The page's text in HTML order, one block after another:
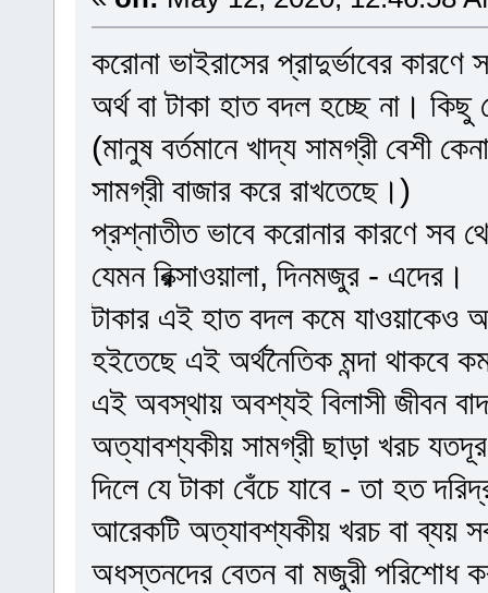
করোনা ভাইরাসের প্রাদুর্ভাবের
অর্থ বা টাকা হাত বদল হচ্ছে না।
(মানুষ বর্তমানে খাদ্য সামগ্রী বেশী
সামগ্রী বাজার করে রাখতেছে।)
প্রশ্নাতীত ভাবে করোনার কারণে সব
যেমন রিক্সাওয়ালা, দিনমজুর - এদের।
টাকার এই হাত বদল কমে যাওয়াকেও
হইতেছে এই অর্থনৈতিক মন্দা থাকবে
এই অবস্থায় অবশ্যই বিলাসী জীবন
অত্যাবশ্যকীয় সামগ্রী ছাড়া খরচ
দিলে যে টাকা বেঁচে যাবে - তা হত
আরেকটি অত্যাবশ্যকীয় খরচ বা ব্যয়
অধস্তনদের বেতন বা মজুরী পরিশোধ